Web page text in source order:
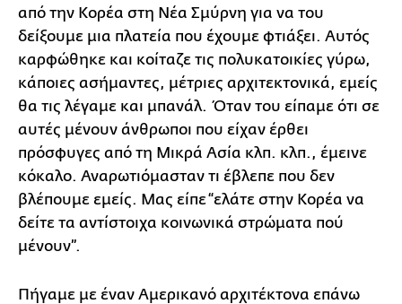
από την Κορέα στη Νέα Σμύρνη για να του
δείξουμε μια πλατεία που έχουμε φτιάξει. Αυτός
καρφώθηκε και κοίταζε τις πολυκατοικίες γύρω,
κάποιες ασήμαντες, μέτριες αρχιτεκτονικά, εμείς
θα τις λέγαμε και μπανάλ. Όταν του είπαμε ότι σε
αυτές μένουν άνθρωποι που είχαν έρθει
πρόσφυγες από τη Μικρά Ασία κλπ. κλπ., έμεινε
κόκαλο. Αναρωτιόμασταν τι έβλεπε που δεν
βλέπουμε εμείς. Μας είπε “ελάτε στην Κορέα να
δείτε τα αντίστοιχα κοινωνικά στρώματα πού
μένουν”.
Πήγαμε με έναν Αμερικανό αρχιτέκτονα επάνω